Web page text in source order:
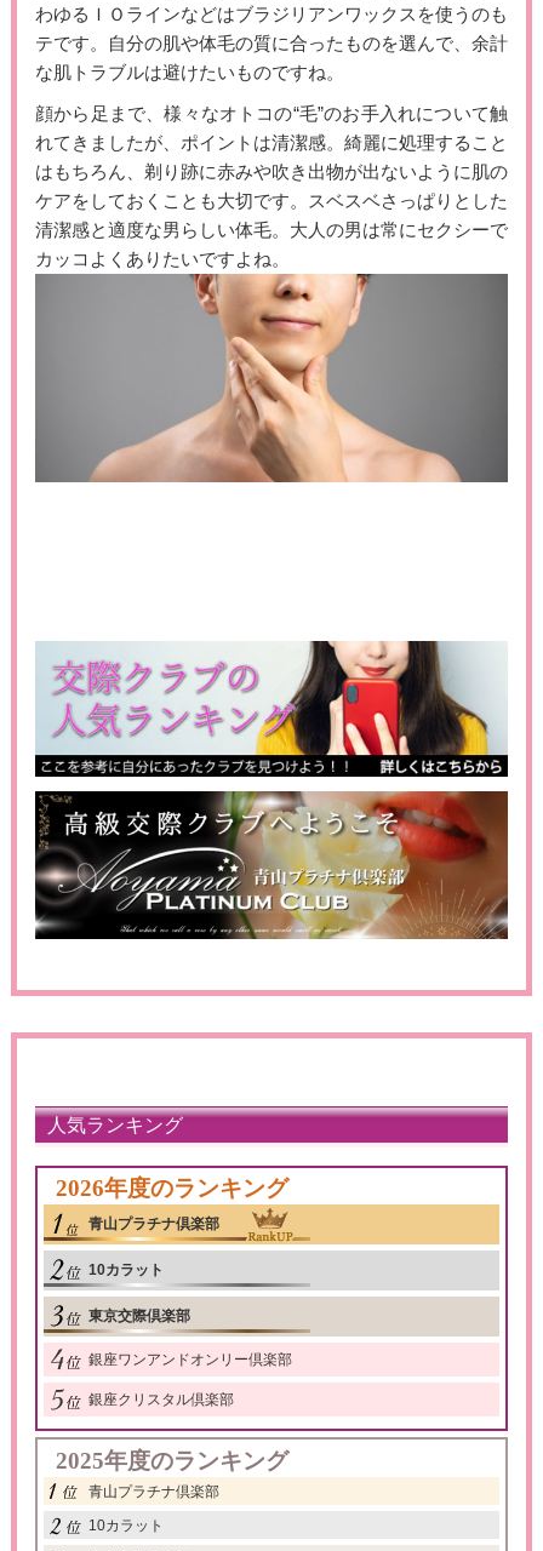
わゆるＩＯラインなどはブラジリアンワックスを使うのも
テです。自分の肌や体毛の質に合ったものを選んで、余計
な肌トラブルは避けたいものですね。
顔から足まで、様々なオトコの“毛”のお手入れについて触
れてきましたが、ポイントは清潔感。綺麗に処理すること
はもちろん、剃り跡に赤みや吹き出物が出ないように肌の
ケアをしておくことも大切です。スベスベさっぱりとした
清潔感と適度な男らしい体毛。大人の男は常にセクシーで
カッコよくありたいですよね。
人気ランキング
2026年度のランキング
青山プラチナ倶楽部
10カラット
東京交際倶楽部
銀座ワンアンドオンリー倶楽部
銀座クリスタル倶楽部
2025年度のランキング
青山プラチナ倶楽部
10カラット